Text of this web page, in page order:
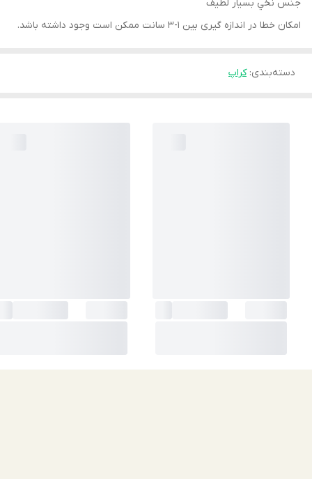
جنس نخي بسيار لطيف
امكان خطا در اندازه گيرى بين ١-٣ سانت ممكن است وجود داشته باشد.
دسته‌بندی:کراپ